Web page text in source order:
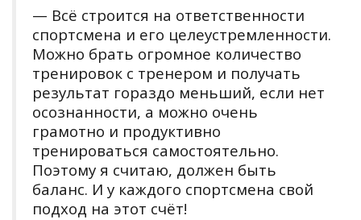
— Всё строится на ответственности
спортсмена и его целеустремленности.
Можно брать огромное количество
тренировок с тренером и получать
результат гораздо меньший, если нет
осознанности, а можно очень
грамотно и продуктивно
тренироваться самостоятельно.
Поэтому я считаю, должен быть
баланс. И у каждого спортсмена свой
подход на этот счёт!